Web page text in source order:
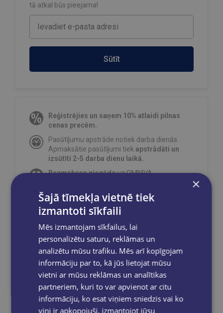
tā atkal būs pieejama!
Sūtīt
Reģistrējies un saņem 10% atlaidi pilnas
cenas precēm.
Pasūtījumu apstrāde notiek darba dienās.
Apmaksātie pasūtījumi tiek apstrādāti un
izsūtīti 2-5 darba dienu laikā.
Bezmaksas piegādeuz OMNIVA
Bezmaksas piegāde jebkurā GLOBUSS
grāmatnīcā 1-5 darba dienu laikā, kad
pasūtījums būs gatavs saņemšanai, saņemsi
e-pastu un/ vai SMS.
Dalies sociālajos tīklos:
×
Šajā tīmekļa vietnē tiek
izmantoti sīkfaili
Mēs izmantojam sīkfailus, lai
personalizētu saturu, reklāmas un
analizētu mūsu trafiku. Mēs arī kopīgojam
informāciju par to, kā jūs lietojat mūsu
vietni ar mūsu reklāmas un analītikas
partneriem, kuri to var apvienot ar citu
informāciju, ko esat viņiem sniedzis vai ko
viņi ir apkopojuši, izmantojot jūsu